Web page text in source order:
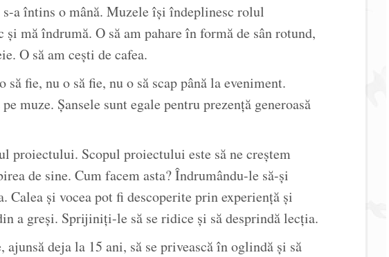
a întins o mână. Muzele își îndeplinesc rolul
mă îndrumă. O să am pahare în formă de sân rotund,
O să am cești de cafea.
fie, nu o să fie, nu o să scap până la eveniment.
muze. Șansele sunt egale pentru prezență generoasă
proiectului. Scopul proiectului este să ne creștem
de sine. Cum facem asta? Îndrumându-le să-și
Calea și vocea pot fi descoperite prin experiență și
a greși. Sprijiniți-le să se ridice și să desprindă lecția.
deja la 15 ani, să se privească în oglindă și să